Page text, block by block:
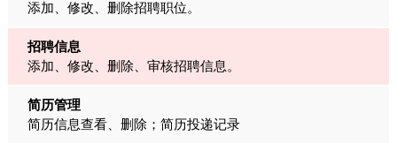
添加、修改、删除招聘职位。
招聘信息
添加、修改、删除、审核招聘信息。
简历管理
简历信息查看、删除；简历投递记录